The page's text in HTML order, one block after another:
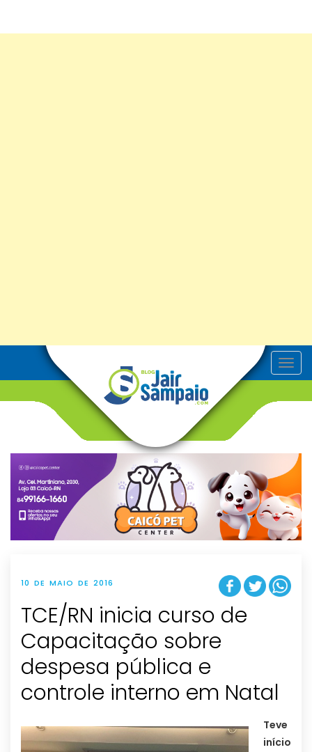
T
o
v
g
t
i
o
n
10 DE MAIO DE 2016
TCE/RN inicia curso de
Capacitação sobre
despesa pública e
controle interno em Natal
Teve
início